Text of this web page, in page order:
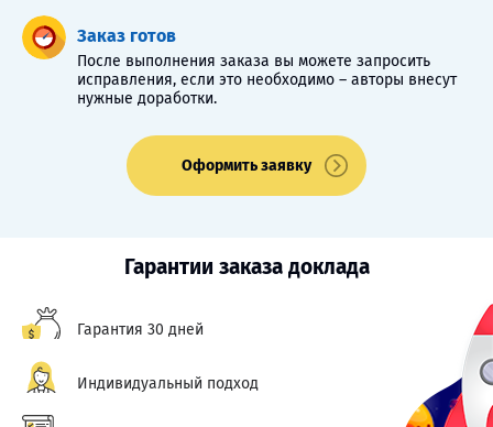
Заказ готов
После выполнения заказа вы можете запросить
исправления, если это необходимо – авторы внесут
нужные доработки.
Оформить заявку
Гарантии заказа доклада
Гарантия 30 дней
Индивидуальный подход